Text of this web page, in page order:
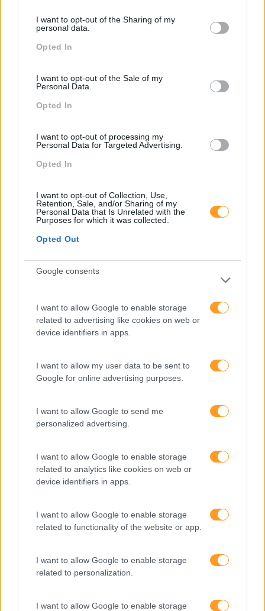
not limited to your visit or usage behaviour. You may click to
grant or deny consent to Google and its third-party tags to
use your data for below specified purposes in below Google
I want to opt-out of the Sharing of my
personal data.
Opted In
I want to opt-out of the Sale of my
Personal Data.
Opted In
I want to opt-out of processing my
Personal Data for Targeted Advertising.
Opted In
I want to opt-out of Collection, Use,
Retention, Sale, and/or Sharing of my
Personal Data that Is Unrelated with the
Purposes for which it was collected.
Opted Out
Google consents
I want to allow Google to enable storage
related to advertising like cookies on web or
device identifiers in apps.
I want to allow my user data to be sent to
Google for online advertising purposes.
I want to allow Google to send me
personalized advertising.
I want to allow Google to enable storage
related to analytics like cookies on web or
device identifiers in apps.
I want to allow Google to enable storage
related to functionality of the website or app.
I want to allow Google to enable storage
related to personalization.
I want to allow Google to enable storage
Pesquisa
Categorias Blog
Aprendizagem
Artigo De Opinião
Atendimento E Relação Cliente
Comunicação
Desenvolvimento
Entrevista
Expo RH
Inglês
Keep In Mind
Mudança
Pessoas
PORTO RH MEETING